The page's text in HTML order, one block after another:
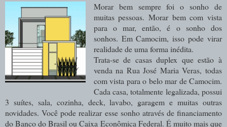
Morar bem sempre foi o sonho de
muitas pessoas. Morar bem com vista
para o mar, então, é o sonho dos
sonhos. Em Camocim, isso pode virar
realidade de uma forma inédita.
Trata-se de casas duplex que estão à
venda na Rua José Maria Veras, todas
com vista para o belo mar de Camocim.
Cada casa, totalmente legalizada, possui
3 suítes, sala, cozinha, deck, lavabo, garagem e muitas outras
novidades. Você pode realizar esse sonho através de financiamento
do Banco do Brasil ou Caixa Econômica Federal. É muito mais que